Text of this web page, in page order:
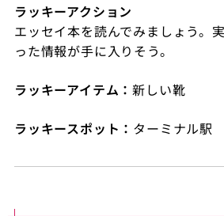
ラッキーアクション
エッセイ本を読んでみましょう。
った情報が手に入りそう。
ラッキーアイテム：新しい靴
ラッキースポット： ターミナル駅